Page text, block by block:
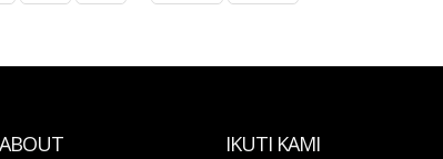
ABOUT
IKUTI KAMI